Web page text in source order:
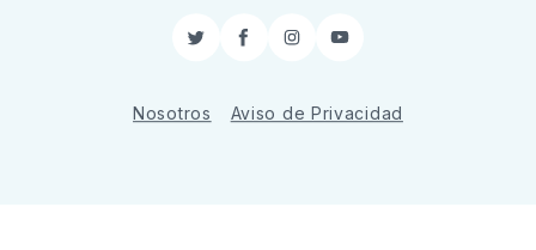
TwitterFacebook
InstagramYouTube
Nosotros Aviso de Privacidad